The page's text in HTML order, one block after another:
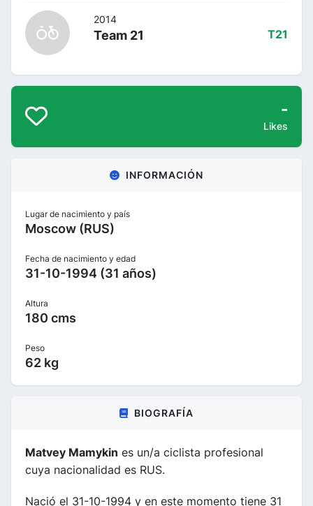
2014
Team 21 T21
-
Likes
INFORMACIÓN
Lugar de nacimiento y país
Moscow (RUS)
Fecha de nacimiento y edad
31-10-1994 (31 años)
Altura
180 cms
Peso
62 kg
BIOGRAFÍA
Matvey Mamykin es un/a ciclista profesional
cuya nacionalidad es RUS.
Nació el 31-10-1994 y en este momento tiene 31